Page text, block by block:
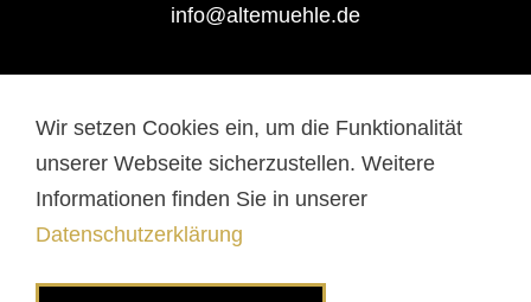
info@altemuehle.de
Datenschutz
Impressum
Barrierefreiheit
FOLGT UNS AUF
Wir setzen Cookies ein, um die Funktionalität
unserer Webseite sicherzustellen. Weitere
Informationen finden Sie in unserer
Datenschutzerklärung